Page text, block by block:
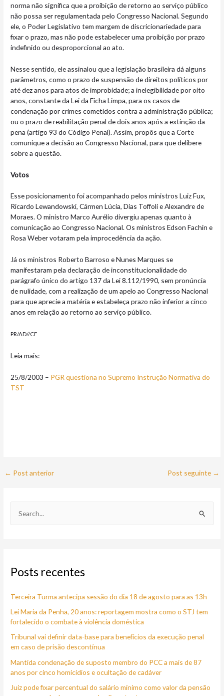
norma não significa que a proibição de retorno ao serviço público
não possa ser regulamentada pelo Congresso Nacional. Segundo
ele, o Poder Legislativo tem margem de discricionariedade para
fixar o prazo, mas não pode estabelecer uma proibição por prazo
indefinido ou desproporcional ao ato.
Nesse sentido, ele assinalou que a legislação brasileira dá alguns
parâmetros, como o prazo de suspensão de direitos políticos por
até dez anos para atos de improbidade; a inelegibilidade por oito
anos, constante da Lei da Ficha Limpa, para os casos de
condenação por crimes cometidos contra a administração pública;
ou o prazo de reabilitação penal de dois anos após a extinção da
pena (artigo 93 do Código Penal). Assim, propôs que a Corte
comunique a decisão ao Congresso Nacional, para que delibere
sobre a questão.
Votos
Esse posicionamento foi acompanhado pelos ministros Luiz Fux,
Ricardo Lewandowski, Cármen Lúcia, Dias Toffoli e Alexandre de
Moraes. O ministro Marco Aurélio divergiu apenas quanto à
comunicação ao Congresso Nacional. Os ministros Edson Fachin e
Rosa Weber votaram pela improcedência da ação.
Já os ministros Roberto Barroso e Nunes Marques se
manifestaram pela declaração de inconstitucionalidade do
parágrafo único do artigo 137 da Lei 8.112/1990, sem pronúncia
de nulidade, com a realização de um apelo ao Congresso Nacional
para que aprecie a matéria e estabeleça prazo não inferior a cinco
anos em relação ao retorno ao serviço público.
PR/AD//CF
Leia mais:
25/8/2003 – PGR questiona no Supremo Instrução Normativa do
TST
← Post anterior Post seguinte →
u
s
a
r
p
o
r
Posts recentes
Terceira Turma antecipa sessão do dia 18 de agosto para as 13h
Lei Maria da Penha, 20 anos: reportagem mostra como o STJ tem
fortalecido o combate à violência doméstica
Tribunal vai definir data-base para benefícios da execução penal
em caso de prisão descontínua
Mantida condenação de suposto membro do PCC a mais de 87
anos por cinco homicídios e ocultação de cadáver
Juiz pode fixar percentual do salário mínimo como valor da pensão